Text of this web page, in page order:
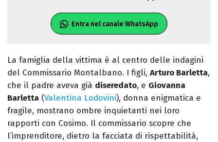
Entra nel canale WhatsApp
La famiglia della vittima è al centro delle indagini
del Commissario Montalbano. I figli, Arturo Barletta,
che il padre aveva già diseredato, e Giovanna
Barletta (Valentina Lodovini), donna enigmatica e
fragile, mostrano ombre inquietanti nei loro
rapporti con Cosimo. Il commissario scopre che
l’imprenditore, dietro la facciata di rispettabilità,